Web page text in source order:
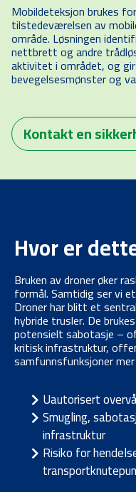
Mobildeteksjon brukes
tilstedeværelsen av
område. Løsningen
nettbrett og andre
aktivitet i området, og
bevegelsesmønster og
Kontakt en
Hvor er
Bruken av droner øker
formål. Samtidig ser vi
Droner har blitt et
hybride trusler. De
potensielt sabotasje –
kritisk infrastruktur,
samfunnsfunksjoner
Uautorisert
Smugling,
infrastruktur
Risiko for